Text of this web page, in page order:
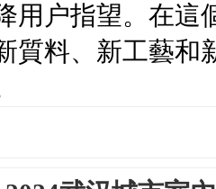
用户指望。在這
質料、新工藝和